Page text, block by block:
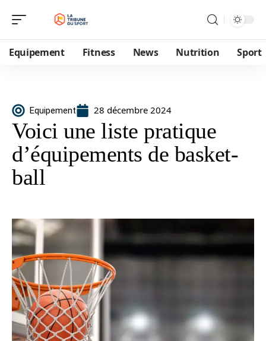
Equipement Fitness News Nutrition Sport
Equipement 28 décembre 2024
Voici une liste pratique
d’équipements de basket-
ball